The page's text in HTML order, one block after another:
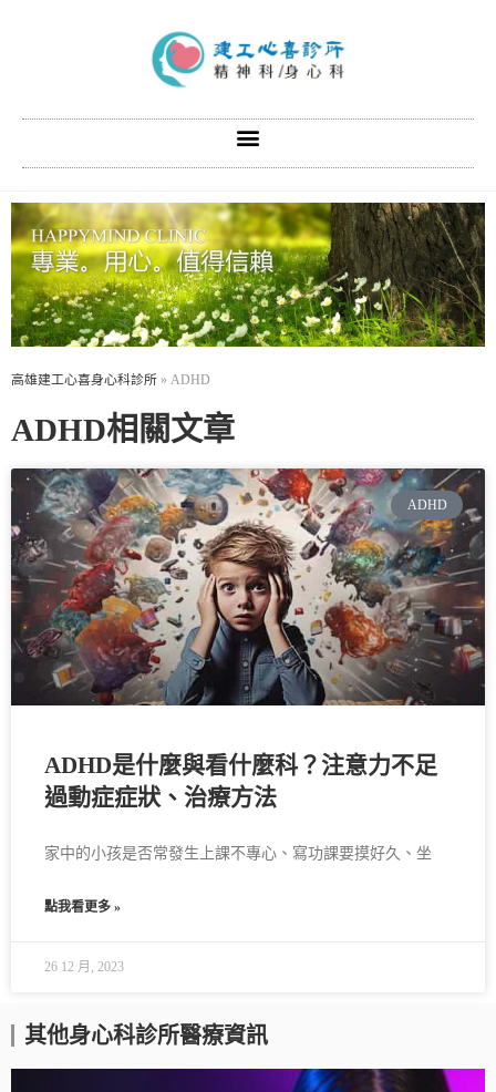
高雄建工心喜身心科診所 » ADHD
ADHD相關文章
ADHD
ADHD是什麼與看什麼科？注意力不足
過動症症狀、治療方法
家中的小孩是否常發生上課不專心、寫功課要摸好久、坐
點我看更多 »
26 12 月, 2023
其他身心科診所醫療資訊